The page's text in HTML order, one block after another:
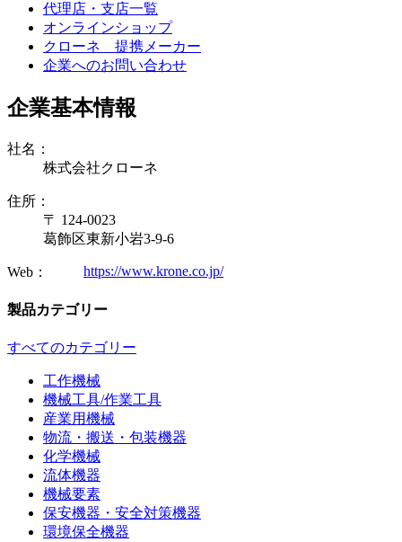
代理店・支店一覧
オンラインショップ
クローネ 提携メーカー
企業へのお問い合わせ
企業基本情報
社名：
株式会社クローネ
住所：
〒 124-0023
葛飾区東新小岩3-9-6
Web： https://www.krone.co.jp/
製品カテゴリー
すべてのカテゴリー
工作機械
機械工具/作業工具
産業用機械
物流・搬送・包装機器
化学機械
流体機器
機械要素
保安機器・安全対策機器
環境保全機器